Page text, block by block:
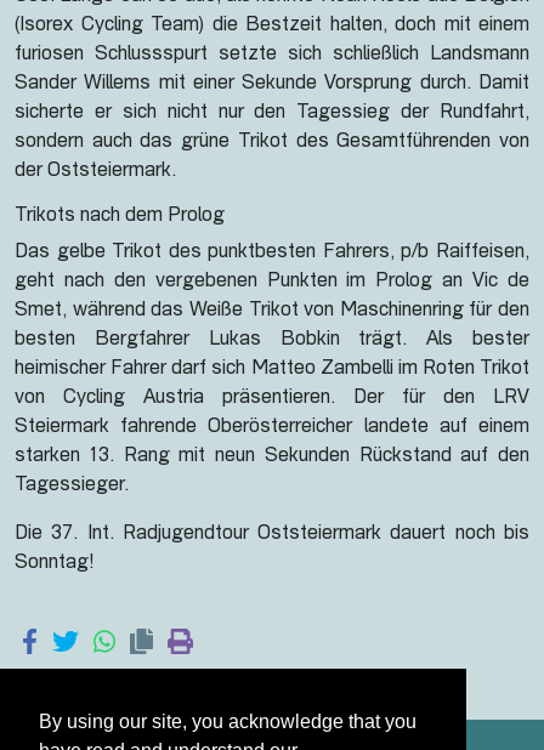
By using our site, you acknowledge that you
(Isorex Cycling Team) die Bestzeit halten, doch mit einem
furiosen Schlussspurt setzte sich schließlich Landsmann
Sander Willems mit einer Sekunde Vorsprung durch. Damit
sicherte er sich nicht nur den Tagessieg der Rundfahrt,
sondern auch das grüne Trikot des Gesamtführenden von
der Oststeiermark.
Trikots nach dem Prolog
Das gelbe Trikot des punktbesten Fahrers, p/b Raiffeisen,
geht nach den vergebenen Punkten im Prolog an Vic de
Smet, während das Weiße Trikot von Maschinenring für den
besten Bergfahrer Lukas Bobkin trägt. Als bester
heimischer Fahrer darf sich Matteo Zambelli im Roten Trikot
von Cycling Austria präsentieren. Der für den LRV
Steiermark fahrende Oberösterreicher landete auf einem
starken 13. Rang mit neun Sekunden Rückstand auf den
Tagessieger.
Die 37. Int. Radjugendtour Oststeiermark dauert noch bis
Sonntag!